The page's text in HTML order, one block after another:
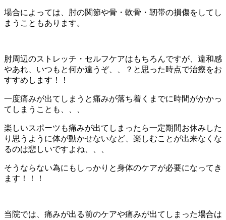
場合によっては、肘の関節や骨・軟骨・靭帯の損傷をしてし
まうこともあります。
肘周辺のストレッチ・セルフケアはもちろんですが、違和感
やあれ、いつもと何か違うぞ、、？と思った時点で治療をお
すすめします！！
一度痛みが出てしまうと痛みが落ち着くまでに時間がかかっ
てしまうことも、、、
楽しいスポーツも痛みが出てしまったら一定期間お休みした
り思うように体が動かせないなど、楽しむことが出来なくな
るのは悲しいですよね、、、
そうならない為にもしっかりと身体のケアが必要になってき
ます！！！
当院では、痛みが出る前のケアや痛みが出てしまった場合は